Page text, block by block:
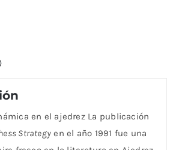
en el ajedrez La publicación
Strategy en el año 1991 fue una